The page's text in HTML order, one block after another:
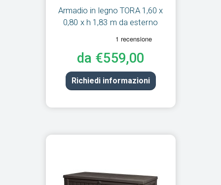
Armadio in legno TORA 1,60 x
0,80 x h 1,83 m da esterno
da €559,00
Richiedi informazioni